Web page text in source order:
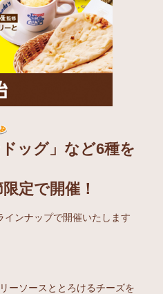
ッグ」など6種を
定で開催！
ンナップで開催いたします
ーソースととろけるチーズを